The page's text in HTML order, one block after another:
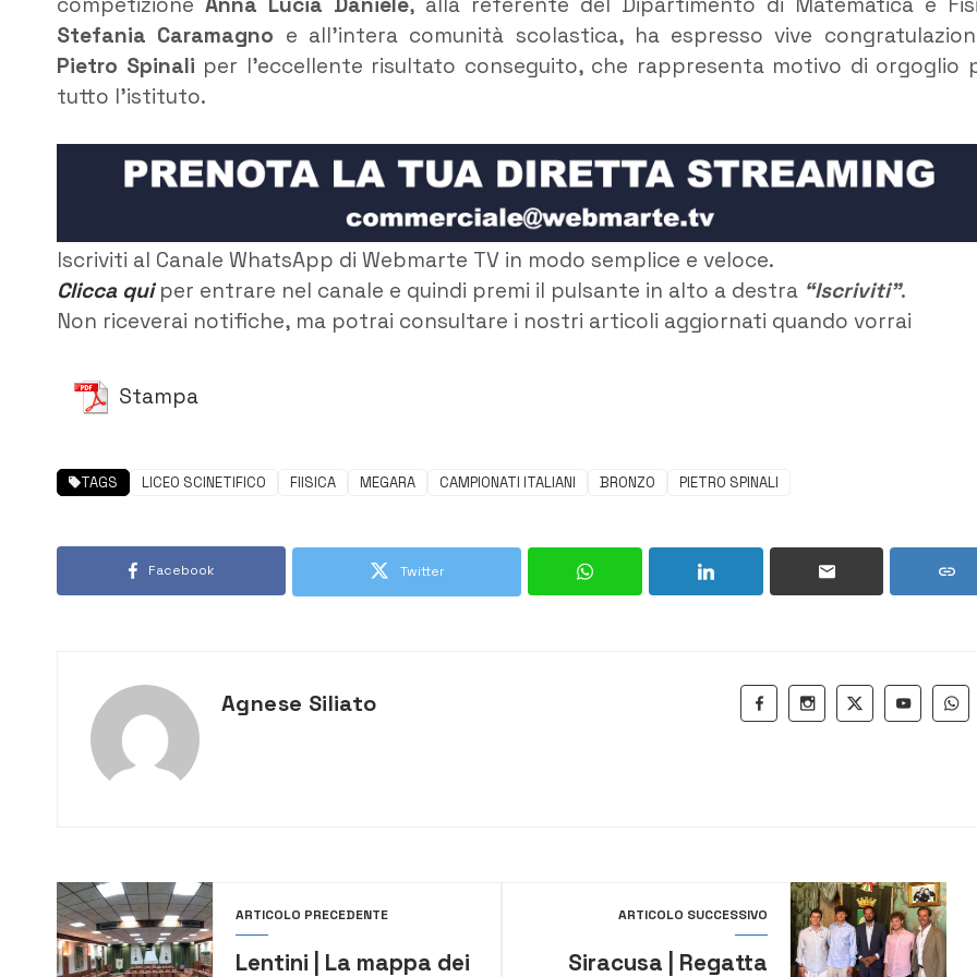
Stefania Caramagno e all’intera comunità scolastica, ha espresso vive
Pietro Spinali per l’eccellente risultato conseguito, che rappresenta motivo di orgoglio
tutto l’istituto.
Iscriviti al Canale WhatsApp di Webmarte TV in modo semplice e veloce.
Clicca quiper entrare nel canale e quindi premi il pulsante in alto a destra “Iscriviti”.
Non riceverai notifiche, ma potrai consultare i nostri articoli aggiornati quando vorrai
Stampa
TAGS LICEO SCINETIFICO FIISICA MEGARA CAMPIONATI ITALIANI BRONZO PIETRO SPINALI
Facebook Twitter
Agnese Siliato
ARTICOLO PRECEDENTE
Lentini | La mappa dei
ARTICOLO SUCCESSIVO
Siracusa | Regatta